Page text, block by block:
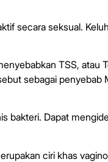
secara seksual.
TSS,
sebagai penyebab
bakteri. Dapat
ciri khas